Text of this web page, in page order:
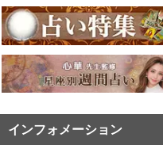
インフォメーション